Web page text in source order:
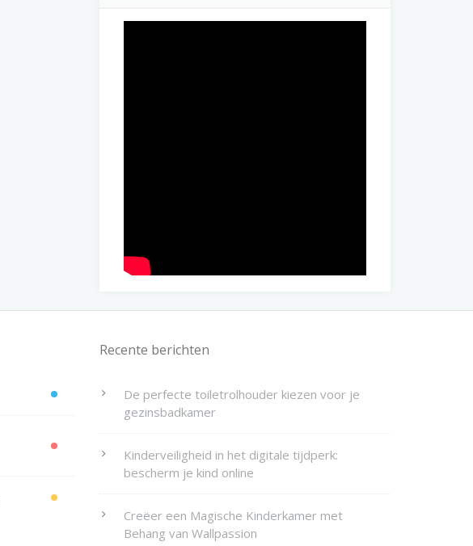
Recente berichten
De perfecte toiletrolhouder kiezen voor je
gezinsbadkamer
Kinderveiligheid in het digitale tijdperk:
bescherm je kind online
Creëer een Magische Kinderkamer met
Behang van Wallpassion